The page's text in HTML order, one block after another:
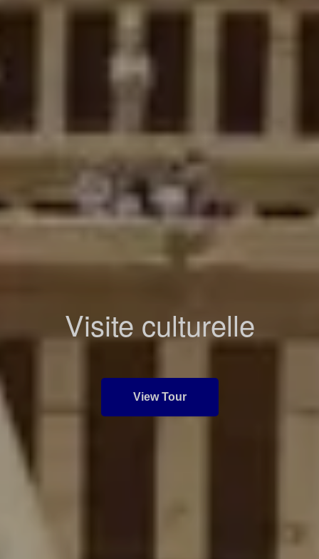
Visite culturelle
View Tour